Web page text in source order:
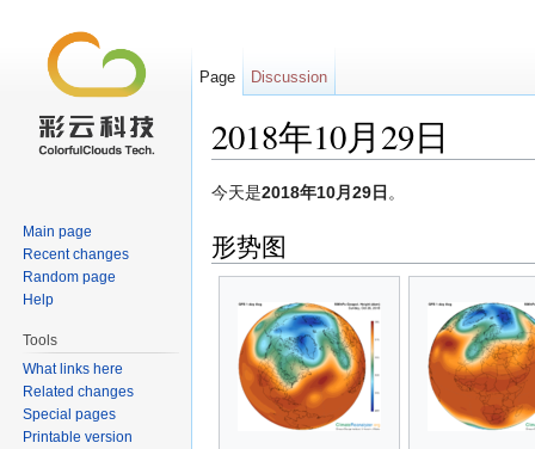
2018年10月29日
今天是2018年10月29日 。
形势图
Page Discussion
Main page
Recent changes
Random page
Help
Tools
What links here
Related changes
Special pages
Printable version